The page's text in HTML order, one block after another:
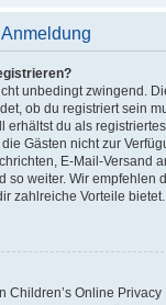
unbedingt zwingend.
ob du registriert sein
erhältst du als
Gästen nicht zur
E-Mail-Versand
so weiter. Wir empfehlen
zahlreiche Vorteile bietet.
Children’s Online Privacy